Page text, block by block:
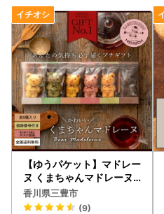
【ゆうパケット】マドレー
ヌ くまちゃんマドレーヌ
透明ギフトBOX 6個入り
香川県三豊市
(9)